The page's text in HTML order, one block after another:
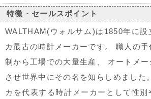
特徴・セールスポイント
WALTHAM(ウォルサム)は1850年に設
カ最古の時計メーカーです。 職人の手
制から工場での大量生産、 オートメー
させ世界中にその名を知らしめました
カを代表する時計メーカーとして性別